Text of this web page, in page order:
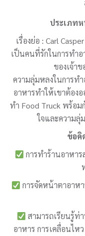
ประเภท
เรื่องย่อ : Carl
เป็นคนที่รักในการทำ
ของเจ้า
ความลุ่มหลงในการท
อาหารทำให้เขาต้อง
ทำ Food Truck พร้อ
ใจและความลุ่
ข้อคิ
การทำร้านอาหา
การจัดหน้าตาอาห
สามารถเรียนรู้ท่
อาหาร การเคลื่อนไห